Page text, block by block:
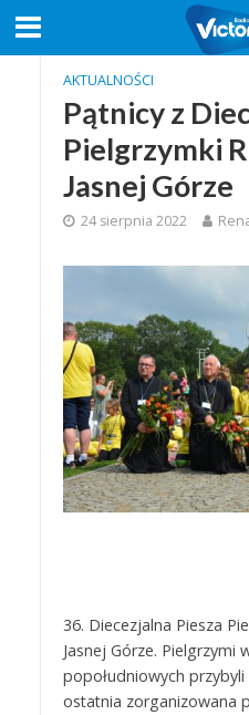
AKTUALNOŚCI
Pątnicy z
Pielgrzymki
Jasnej Górze
24 sierpnia 2022
36. Diecezjalna Piesza
Jasnej Górze. Pielgrzymi
popołudniowych
ostatnia zorganizowana